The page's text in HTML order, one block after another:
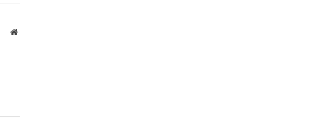
Website